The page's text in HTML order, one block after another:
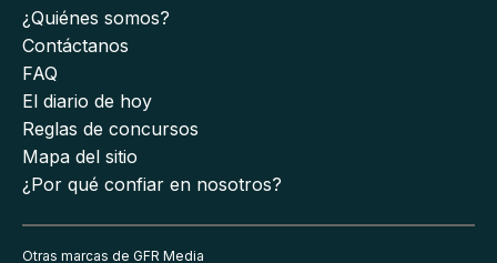
¿Quiénes somos?
Contáctanos
FAQ
El diario de hoy
Reglas de concursos
Mapa del sitio
¿Por qué confiar en nosotros?
Otras marcas de GFR Media